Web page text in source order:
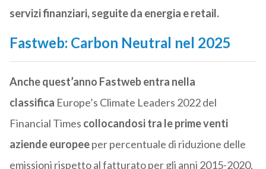
servizi finanziari, seguite da energia e retail.
Fastweb: Carbon Neutral nel 2025
Anche quest’anno Fastweb entra nella
classifica Europe’s Climate Leaders 2022 del
Financial Times collocandosi tra le prime venti
aziende europeeper percentuale di riduzione delle
emissioni rispetto al fatturato per gli anni 2015-2020,